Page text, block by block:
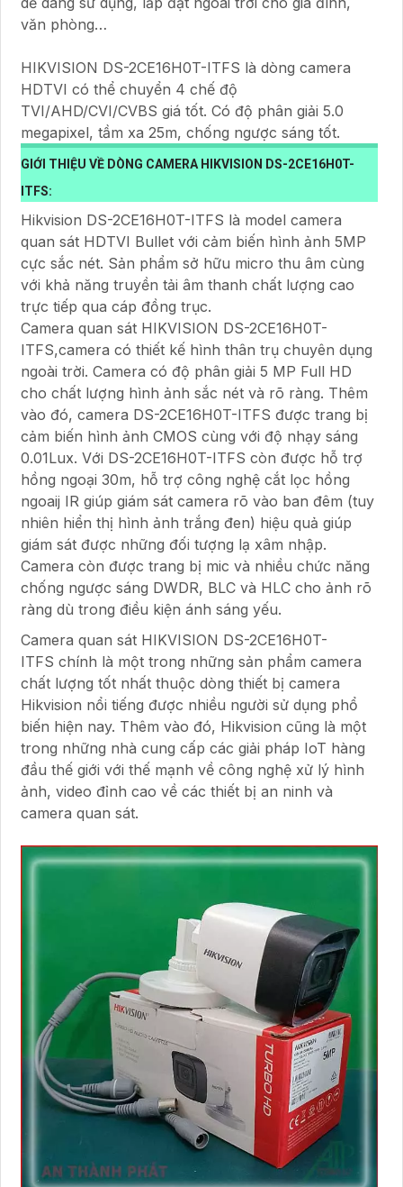
văn phòng…
HIKVISION DS-2CE16H0T-ITFS là dòng camera
HDTVI có thể chuyển 4 chế độ
TVI/AHD/CVI/CVBS giá tốt. Có độ phân giải 5.0
megapixel, tầm xa 25m, chống ngược sáng tốt.
GIỚI THIỆU VỀ DÒNG CAMERA HIKVISION DS-2CE16H0T-
ITFS:
Hikvision DS-2CE16H0T-ITFS là model camera
quan sát HDTVI Bullet với cảm biến hình ảnh 5MP
cực sắc nét. Sản phẩm sở hữu micro thu âm cùng
với khả năng truyền tải âm thanh chất lượng cao
trực tiếp qua cáp đồng trục.
Camera quan sát HIKVISION DS-2CE16H0T-
ITFS,camera có thiết kế hình thân trụ chuyên dụng
ngoài trời. Camera có độ phân giải 5 MP Full HD
cho chất lượng hình ảnh sắc nét và rõ ràng. Thêm
vào đó, camera DS-2CE16H0T-ITFS được trang bị
cảm biến hình ảnh CMOS cùng với độ nhạy sáng
0.01Lux. Với DS-2CE16H0T-ITFS còn được hỗ trợ
hồng ngoại 30m, hỗ trợ công nghệ cắt lọc hồng
ngoaij IR giúp giám sát camera rõ vào ban đêm (tuy
nhiên hiển thị hình ảnh trắng đen) hiệu quả giúp
giám sát được những đối tượng lạ xâm nhập.
Camera còn được trang bị mic và nhiều chức năng
chống ngược sáng DWDR, BLC và HLC cho ảnh rõ
ràng dù trong điều kiện ánh sáng yếu.
Camera quan sát HIKVISION DS-2CE16H0T-
ITFS chính là một trong những sản phẩm camera
chất lượng tốt nhất thuộc dòng thiết bị camera
Hikvision nổi tiếng được nhiều người sử dụng phổ
biến hiện nay. Thêm vào đó, Hikvision cũng là một
trong những nhà cung cấp các giải pháp IoT hàng
đầu thế giới với thế mạnh về công nghệ xử lý hình
ảnh, video đỉnh cao về các thiết bị an ninh và
camera quan sát.